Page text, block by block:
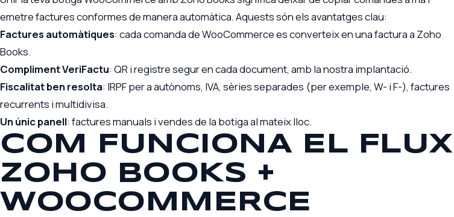
emetre factures conformes de manera automàtica. Aquests són els avantatges clau:
Factures automàtiques: cada comanda de WooCommerce es converteix en una factura a Zoho
Books.
Compliment VeriFactu: QR i registre segur en cada document, amb la nostra implantació.
Fiscalitat ben resolta: IRPF per a autònoms, IVA, sèries separades (per exemple, W- i F-), factures
recurrents i multidivisa.
Un únic panell: factures manuals i vendes de la botiga al mateix lloc.
COM FUNCIONA EL FLUX
ZOHO BOOKS +
WOOCOMMERCE